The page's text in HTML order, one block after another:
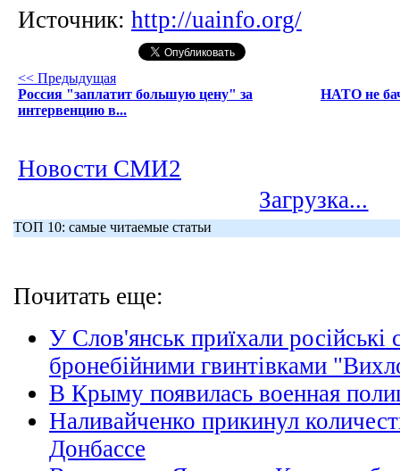
Источник: http://uainfo.org/
<< Предыдущая
Россия "заплатит большую цену" за
интервенцию в...
НАТО не
Новости СМИ2
Загрузка...
ТОП 10: самые читаемые статьи
Почитать еще:
У Слов'янськ приїхали російські
бронебійними гвинтівками
В Крыму появилась военная
Наливайченко прикинул
Донбассе